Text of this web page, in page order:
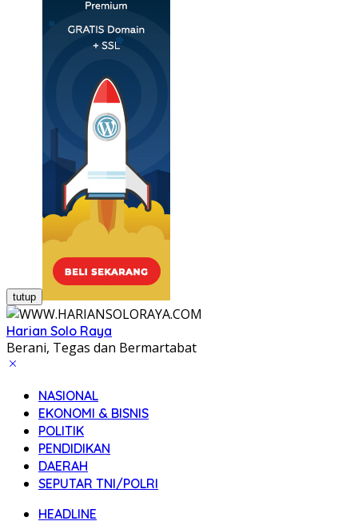
tutup
Harian Solo Raya
Berani, Tegas dan Bermartabat
NASIONAL
EKONOMI & BISNIS
POLITIK
PENDIDIKAN
DAERAH
SEPUTAR TNI/POLRI
HEADLINE